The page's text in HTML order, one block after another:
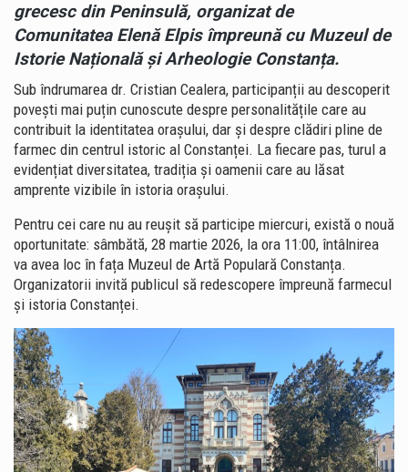
grecesc din Peninsulă, organizat de
Comunitatea Elenă Elpisîmpreună cu Muzeul de
Istorie Națională și Arheologie Constanța.
Sub îndrumarea dr. Cristian Cealera, participanții au descoperit
povești mai puțin cunoscute despre personalitățile care au
contribuit la identitatea orașului, dar și despre clădiri pline de
farmec din centrul istoric al Constanței. La fiecare pas, turul a
evidențiat diversitatea, tradiția și oamenii care au lăsat
amprente vizibile în istoria orașului.
Pentru cei care nu au reușit să participe miercuri, există o nouă
oportunitate: sâmbătă, 28 martie 2026, la ora 11:00, întâlnirea
va avea loc în fața Muzeul de Artă Populară Constanța.
Organizatorii invită publicul să redescopere împreună farmecul
și istoria Constanței.